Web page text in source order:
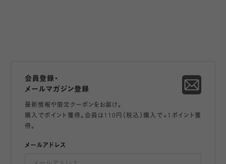
会員登録・
メールマガジン登録
最新情報や限定クーポンをお届け。
購入でポイント獲得。会員は110円（税込）購入で+1ポイント獲
得。
メールアドレス